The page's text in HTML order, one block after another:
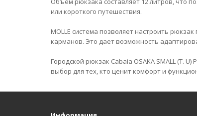
или короткого путешествия.
MOLLE система позволяет настроить
карманов. Это дает возможность
Городской рюкзак Cabaia OSAKA SMALL (T.
выбор для тех, кто ценит комфорт и